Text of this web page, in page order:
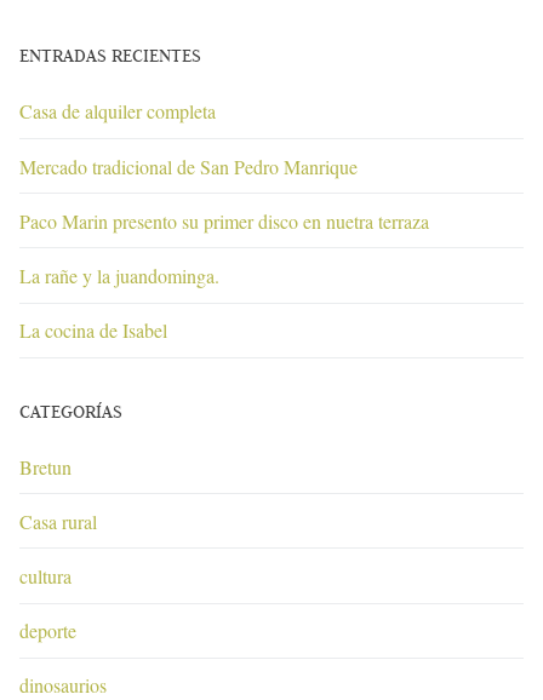
ENTRADAS RECIENTES
Casa de alquiler completa
Mercado tradicional de San Pedro Manrique
Paco Marin presento su primer disco en nuetra terraza
La rañe y la juandominga.
La cocina de Isabel
CATEGORÍAS
Bretun
Casa rural
cultura
deporte
dinosaurios